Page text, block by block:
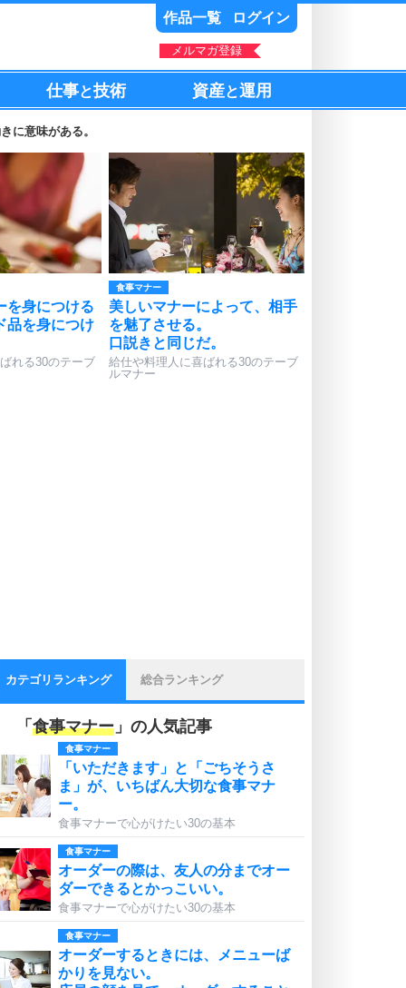
作品一覧 ログイン
メルマガ登録
仕事と技術 資産と運用
に意味がある。
を身につける
品を身につけ
れる30のテーブ
食事マナー
美しいマナーによって、相手
を魅了させる。
口説きと同じだ。
給仕や料理人に喜ばれる30のテーブ
ルマナー
カテゴリランキング 総合ランキング
「 食事マナー 」の人気記事
食事マナー
「いただきます」と「ごちそうさ
ま」が、いちばん大切な食事マナ
ー。
食事マナーで心がけたい30の基本
食事マナー
オーダーの際は、友人の分までオー
ダーできるとかっこいい。
食事マナーで心がけたい30の基本
食事マナー
オーダーするときには、メニューば
かりを見ない。